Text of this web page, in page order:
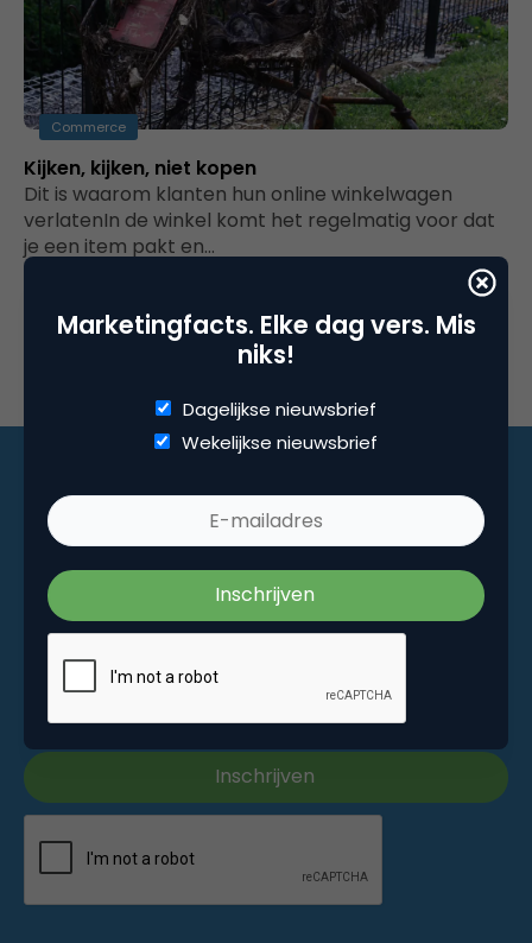
Commerce
Kijken, kijken, niet kopen
Dit is waarom klanten hun online winkelwagen
verlatenIn de winkel komt het regelmatig voor dat
je een item pakt en…
Marketingfacts. Elke dag vers. Mis
niks!
Dagelijkse nieuwsbrief
Wekelijkse nieuwsbrief
Marketingfacts. Elke dag vers. Mis niks!
Dagelijkse nieuwsbrief
Wekelijkse nieuwsbrief